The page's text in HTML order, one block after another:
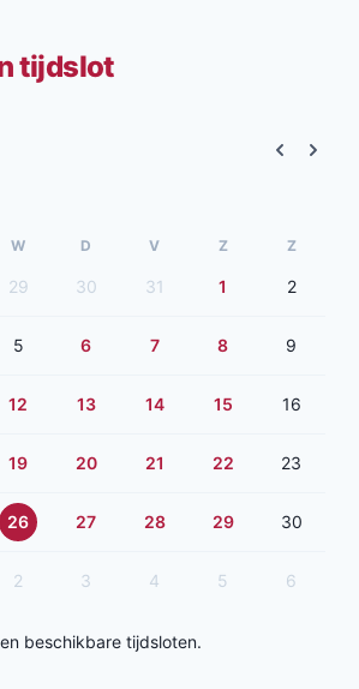
tijdslot
W D V Z Z
29 30 31 1 2
5 6 7 8 9
12 13 14 15 16
19 20 21 22 23
26 27 28 29 30
2 3 4 5 6
beschikbare tijdsloten.